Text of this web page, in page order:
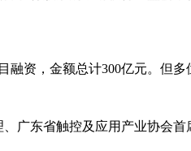
融资，金额总计300亿元。但
广东省触控及应用产业协会